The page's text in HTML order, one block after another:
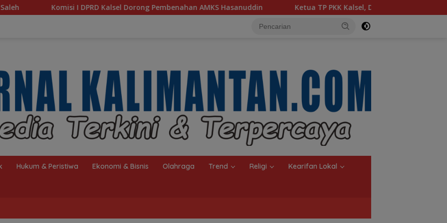
Dorong Pembenahan AMKS Hasanuddin Ketua TP PKK Kalsel, Dorong Kreasi Olahan Ikan Hingga Tingkat Nasional
Hukum & Peristiwa Ekonomi & Bisnis Olahraga Trend Religi Kearifan Lokal